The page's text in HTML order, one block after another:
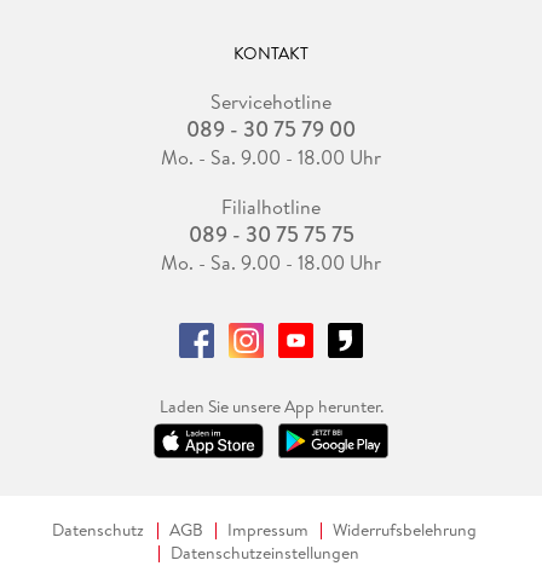
KONTAKT
Servicehotline
089 - 30 75 79 00
Mo. - Sa. 9.00 - 18.00 Uhr
Filialhotline
089 - 30 75 75 75
Mo. - Sa. 9.00 - 18.00 Uhr
Laden Sie unsere App herunter.
Datenschutz AGB Impressum
Widerrufsbelehrung
Datenschutzeinstellungen